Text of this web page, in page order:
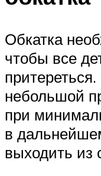
Обкатка
чтобы все
небольшой
при
в
выходить из